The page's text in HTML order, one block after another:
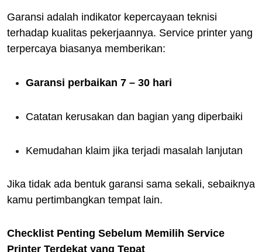
Garansi adalah indikator kepercayaan teknisi
terhadap kualitas pekerjaannya. Service printer yang
terpercaya biasanya memberikan:
Garansi perbaikan 7 – 30 hari
Catatan kerusakan dan bagian yang diperbaiki
Kemudahan klaim jika terjadi masalah lanjutan
Jika tidak ada bentuk garansi sama sekali, sebaiknya
kamu pertimbangkan tempat lain.
Checklist Penting Sebelum Memilih Service
Printer Terdekat yang Tepat